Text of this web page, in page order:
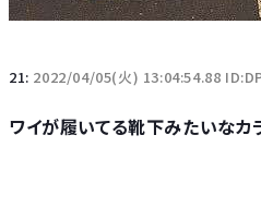
21: 2022/04/05(火) 13:04:54.88
ワイが履いてる靴下みたいなカ